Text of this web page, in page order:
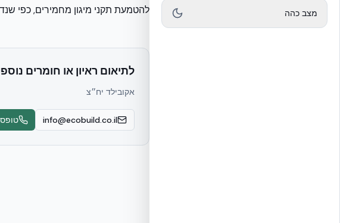
להטמעת תקני מיגון מחמירים, כפי
לתיאום ראיון או חומרים
אקובילד יח״צ
info@ecobuild.co.il
מצב כהה